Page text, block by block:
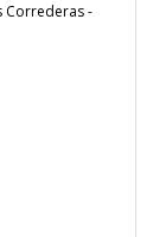
Correderas -